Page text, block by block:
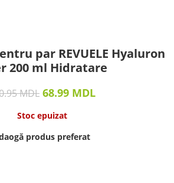
par REVUELE Hyaluron
200 ml Hidratare
MDL 68.99 MDL
Stoc epuizat
produs preferat